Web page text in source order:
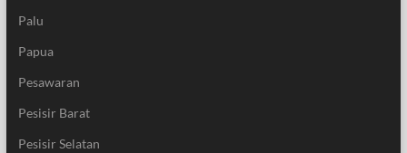
Palu
Papua
Pesawaran
Pesisir Barat
Pesisir Selatan